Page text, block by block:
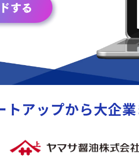
トアップから大企